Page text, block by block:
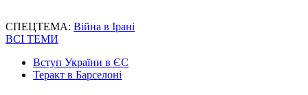
СПЕЦТЕМА: Війна в Ірані
ВСІ ТЕМИ
Вступ України в ЄС
Теракт в Барселоні